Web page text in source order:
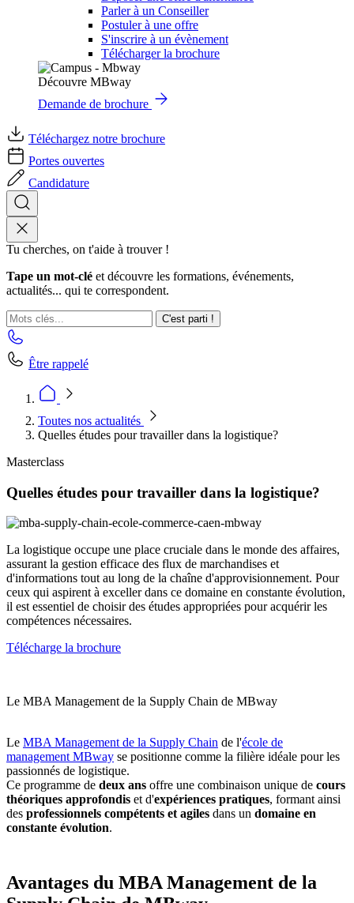
Parler à un Conseiller
Postuler à une offre
S'inscrire à un évènement
Télécharger la brochure
Découvre MBway
Demande de brochure
Téléchargez notre brochure
Portes ouvertes
Candidature
Tu cherches, on t'aide à trouver !
Tape un mot-clé et découvre les formations, événements,
actualités... qui te correspondent.
C'est parti !
Être rappelé
Toutes nos actualités
Quelles études pour travailler dans la logistique?
Masterclass
Quelles études pour travailler dans la logistique?
La logistique occupe une place cruciale dans le monde des affaires,
assurant la gestion efficace des flux de marchandises et
d'informations tout au long de la chaîne d'approvisionnement. Pour
ceux qui aspirent à exceller dans ce domaine en constante évolution,
il est essentiel de choisir des études appropriées pour acquérir les
compétences nécessaires.
Télécharge la brochure
Le MBA Management de la Supply Chain de MBway
Le MBA Management de la Supply Chain de l'école de
management MBway se positionne comme la filière idéale pour les
passionnés de logistique.
Ce programme de deux ans offre une combinaison unique de cours
théoriques approfondis et d'expériences pratiques, formant ainsi
des professionnels compétents et agiles dans un domaine en
constante évolution.
Avantages du MBA Management de la